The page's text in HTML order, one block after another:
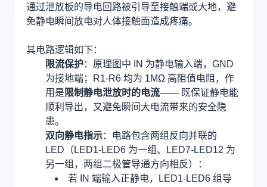
通过泄放板的导电回路被引导至接触端或大地，避
免静电瞬间放电对人体接触面造成疼痛。
其电路逻辑如下：
限流保护：原理图中 IN 为静电输入端，GND
为接地端；R1-R6 均为 1MΩ 高阻值电阻，作
用是 限制静电泄放时的电流—— 既保证静电能
顺利导出，又避免瞬间大电流带来的安全隐
患。
双向静电指示：电路包含两组反向并联的
LED（LED1-LED6 为一组、LED7-LED12 为
另一组，两组二极管导通方向相反）：
若 IN 端输入正静电，LED1-LED6 组导